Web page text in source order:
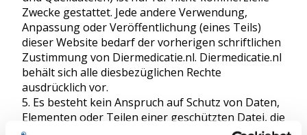
Zwecke gestattet. Jede andere Verwendung,
Anpassung oder Veröffentlichung (eines Teils)
dieser Website bedarf der vorherigen schriftlichen
Zustimmung von Diermedicatie.nl. Diermedicatie.nl
behält sich alle diesbezüglichen Rechte
ausdrücklich vor.
Es besteht kein Anspruch auf Schutz von Daten,
Elementen oder Teilen einer geschützten Datei, die